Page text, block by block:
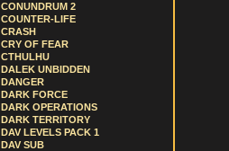
CONUNDRUM 2
COUNTER-LIFE
CRASH
CRY OF FEAR
CTHULHU
DALEK UNBIDDEN
DANGER
DARK FORCE
DARK OPERATIONS
DARK TERRITORY
DAV LEVELS PACK 1
DAV SUB